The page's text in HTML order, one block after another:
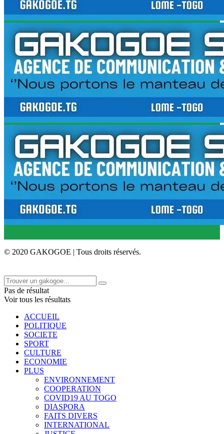
© 2020 GAKOGOE | Tous droits réservés.
Pas de résultat
Voir tous les résultats
ACCUEIL
POLITIQUE
SOCIETE
SPORT
CULTURE
ECONOMIE
PLUS
ENVIRONNEMENT
COOPERATION
COVID19 AU TOGO
DIASPORA
FAITS DIVERS
INTERNATIONAL